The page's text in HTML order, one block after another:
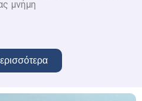
μνήμη